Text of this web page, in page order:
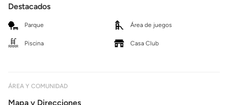
Destacados
Parque Área de juegos
Piscina Casa Club
ÁREA Y COMUNIDAD
Mapa y Direcciones